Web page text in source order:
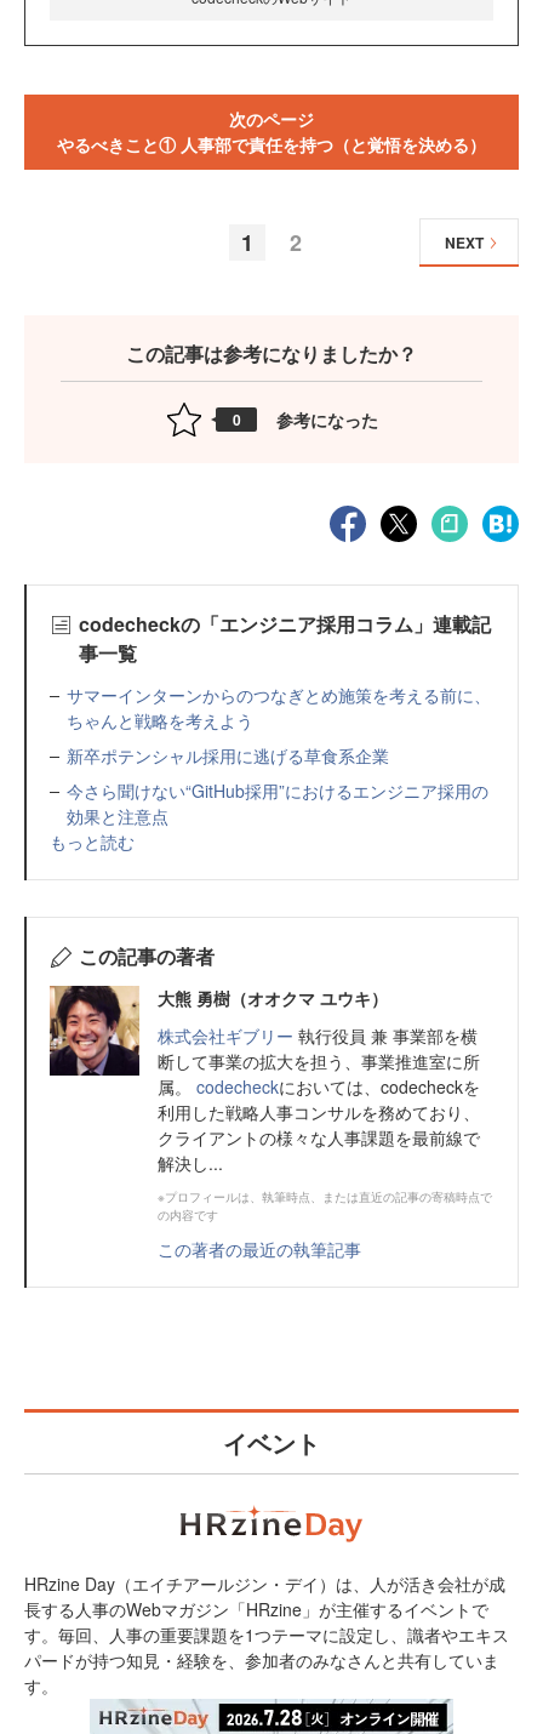
次のページ
やるべきこと① 人事部で責任を持つ（と覚悟を決める）
1 2 NEXT
この記事は参考になりましたか？
0 参考になった
codecheckの「エンジニア採用コラム」連載記
事一覧
サマーインターンからのつなぎとめ施策を考える前に、
ちゃんと戦略を考えよう
新卒ポテンシャル採用に逃げる草食系企業
今さら聞けない“GitHub採用”におけるエンジニア採用の
効果と注意点
もっと読む
この記事の著者
大熊 勇樹（オオクマ ユウキ）
株式会社ギブリー 執行役員 兼 事業部を横
断して事業の拡大を担う、事業推進室に所
属。 codecheckにおいては、codecheckを
利用した戦略人事コンサルを務めており、
クライアントの様々な人事課題を最前線で
解決し...
※プロフィールは、執筆時点、または直近の記事の寄稿時点で
の内容です
この著者の最近の執筆記事
イベント
HRzine Day（エイチアールジン・デイ）は、人が活き会社が成
長する人事のWebマガジン「HRzine」が主催するイベントで
す。毎回、人事の重要課題を1つテーマに設定し、識者やエキス
パードが持つ知見・経験を、参加者のみなさんと共有していま
す。